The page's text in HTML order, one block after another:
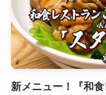
新メニュー！『和